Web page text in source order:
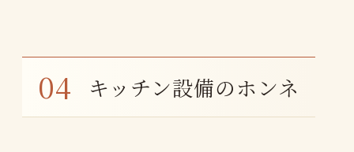
キッチン設備のホンネ